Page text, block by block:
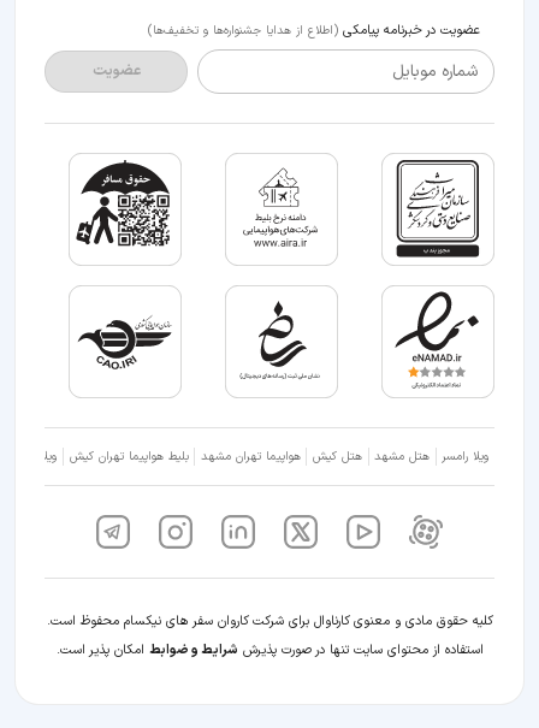
عضویت در خبرنامه پیامکی (اطلاع از هدایا جشنواره‌ها و تخفیف‌ها)
شماره موبایل عضویت
ویلا رامسر هتل مشهد هتل کیش هواپیما تهران مشهد بلیط هواپیما تهران کیش ویلا شمال
کلیه حقوق مادی و معنوی کارناوال برای شرکت کاروان سفر های نیکسام محفوظ است.
استفاده از محتوای سایت تنها در صورت پذیرش شرایط و ضوابط امکان پذیر است.